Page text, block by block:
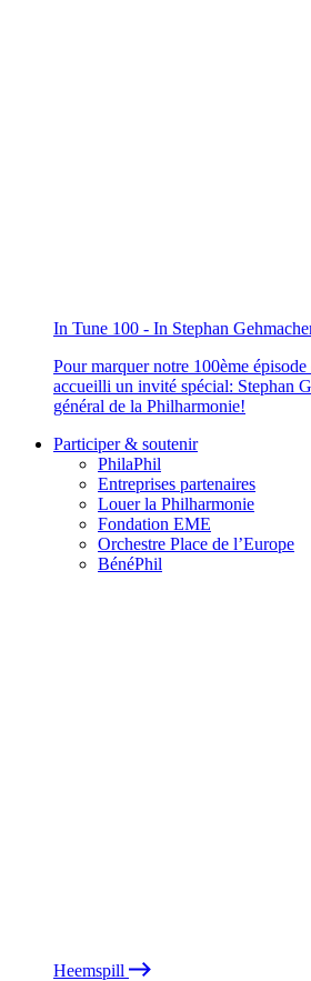
In Tune 100 - In Stephan
Pour marquer notre 100ème
accueilli un invité spécial: Stephan
général de la Philharmonie!
Participer & soutenir
PhilaPhil
Entreprises partenaires
Louer la Philharmonie
Fondation EME
Orchestre Place de l’Europe
BénéPhil
Heemspill